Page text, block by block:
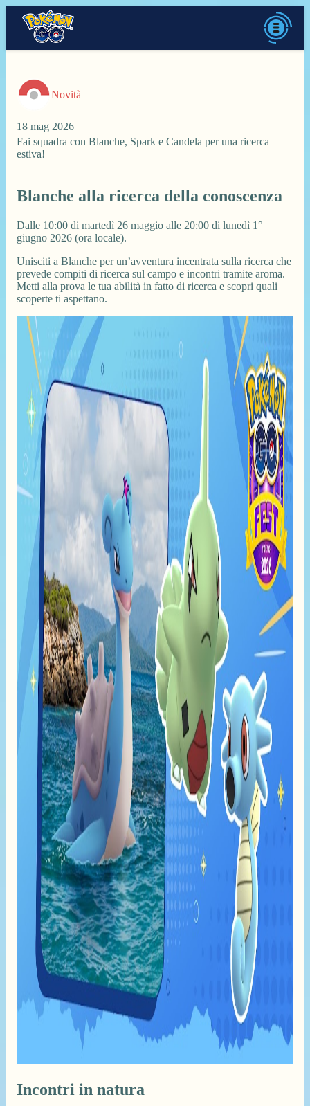
Novità
18 mag 2026
Fai squadra con Blanche, Spark e Candela per una ricerca
estiva!
Blanche alla ricerca della conoscenza
Dalle 10:00 di martedì 26 maggio alle 20:00 di lunedì 1°
giugno 2026 (ora locale).
Unisciti a Blanche per un’avventura incentrata sulla ricerca che
prevede compiti di ricerca sul campo e incontri tramite aroma.
Metti alla prova le tua abilità in fatto di ricerca e scopri quali
scoperte ti aspettano.
Incontri in natura